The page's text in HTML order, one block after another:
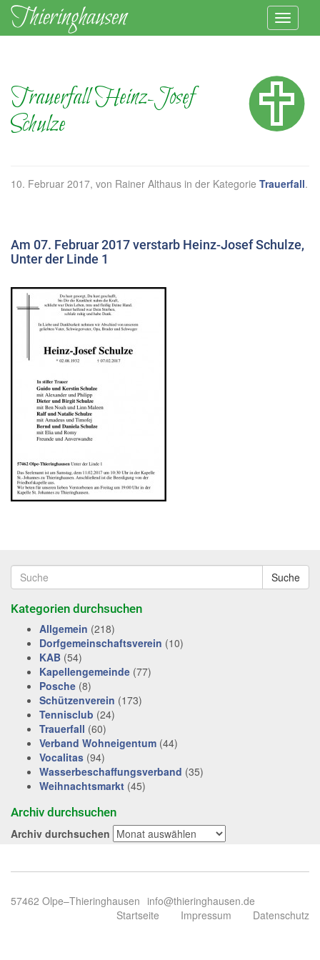
Trauerfall Heinz-Josef
Schulze
10. Februar 2017, von Rainer Althaus in der Kategorie Trauerfall.
Am 07. Februar 2017 verstarb Heinz-Josef Schulze,
Unter der Linde 1
Suche
Kategorien durchsuchen
Allgemein (218)
Dorfgemeinschaftsverein (10)
KAB (54)
Kapellengemeinde (77)
Posche (8)
Schützenverein (173)
Tennisclub (24)
Trauerfall (60)
Verband Wohneigentum (44)
Vocalitas (94)
Wasserbeschaffungsverband (35)
Weihnachtsmarkt (45)
Archiv durchsuchen
Archiv durchsuchen
57462 Olpe–Thieringhausen info@thieringhausen.de
Startseite
Impressum Datenschutz